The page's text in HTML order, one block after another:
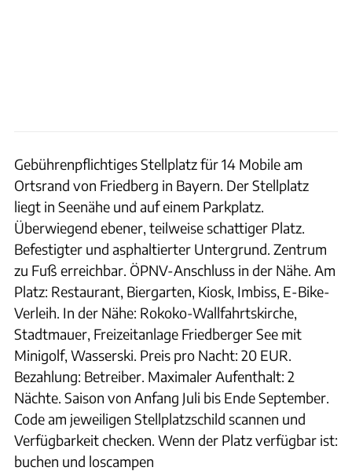
Gebührenpflichtiges Stellplatz für 14 Mobile am
Ortsrand von Friedberg in Bayern. Der Stellplatz
liegt in Seenähe und auf einem Parkplatz.
Überwiegend ebener, teilweise schattiger Platz.
Befestigter und asphaltierter Untergrund. Zentrum
zu Fuß erreichbar. ÖPNV-Anschluss in der Nähe. Am
Platz: Restaurant, Biergarten, Kiosk, Imbiss, E-Bike-
Verleih. In der Nähe: Rokoko-Wallfahrtskirche,
Stadtmauer, Freizeitanlage Friedberger See mit
Minigolf, Wasserski. Preis pro Nacht: 20 EUR.
Bezahlung: Betreiber. Maximaler Aufenthalt: 2
Nächte. Saison von Anfang Juli bis Ende September.
Code am jeweiligen Stellplatzschild scannen und
Verfügbarkeit checken. Wenn der Platz verfügbar ist:
buchen und loscampen